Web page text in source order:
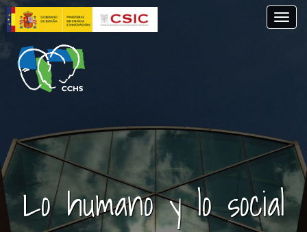
Pasar
al
contenido
principal
Lo humano y lo social